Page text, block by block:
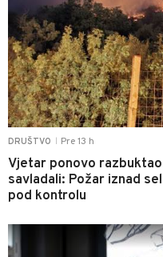
DRUŠTVO Pre 13 h
Vjetar ponovo
savladali: Požar iznad
pod kontrolu